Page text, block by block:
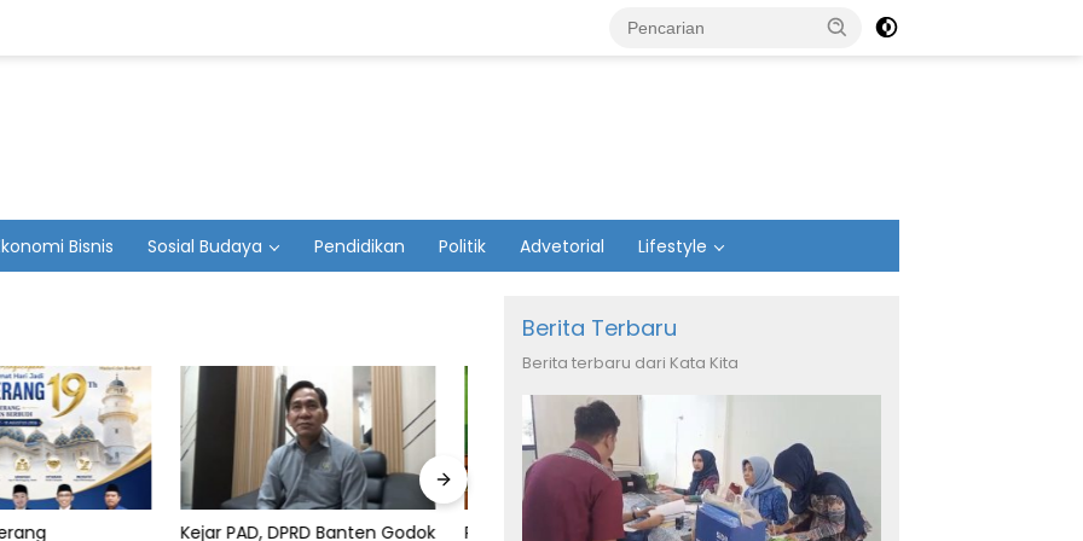
Bisnis Sosial Budaya Pendidikan Politik Advetorial Lifestyle
DPRD Banten Godok
Resmi! DPC PPP Pandeglang
DPC PPP Pandeglang Salurkan
Gubernur Andra Soni: Stok
Berita Terbaru
Berita terbaru dari Kata Kita